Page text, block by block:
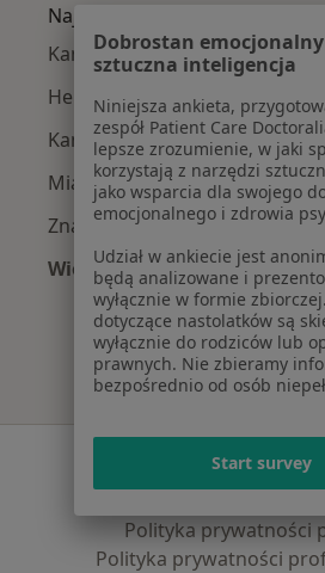
Najczęście leczone choroby
Kamica moczowa w Cieszynie
Hemoroidy w Cieszynie
Kamica żółciowa w Cieszynie
Miażdżyca w Cieszynie
Znamiona w Cieszynie
Więcej (15)
Więcej w kategorii:
Serwis
Polityka prywatności
Polityka prywatności
Dobrostan
sztuczna inteligencja
Niniejsza ankieta,
zespół Patient Care
lepsze zrozumienie, w jaki
korzystają z narzędzi
jako wsparcia dla swojego
emocjonalnego i zdrowia
Udział w ankiecie jest
będą analizowane i
wyłącznie w formie
dotyczące nastolatków są
wyłącznie do rodziców lub
prawnych. Nie zbieramy
bezpośrednio od osób
Start survey